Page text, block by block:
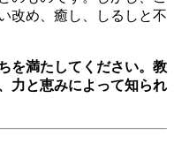
改め、癒し、しるしと不
を満たしてください。教
力と恵みによって知られ